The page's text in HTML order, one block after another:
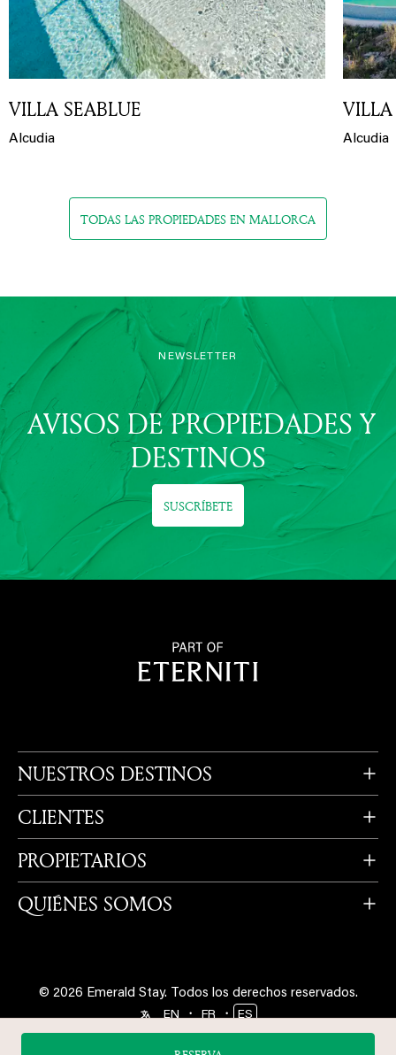
VILLA SEABLUE
Alcudia Alcudia
TODAS LAS PROPIEDADES EN MALLORCA
NEWSLETTER
AVISOS DE PROPIEDADES Y
DESTINOS
SUSCRÍBETE
NUESTROS DESTINOS
CLIENTES
PROPIETARIOS
QUIÉNES SOMOS
© 2026 Emerald Stay. Todos los derechos reservados.
EN ・ FR ・ ES
Síganos en